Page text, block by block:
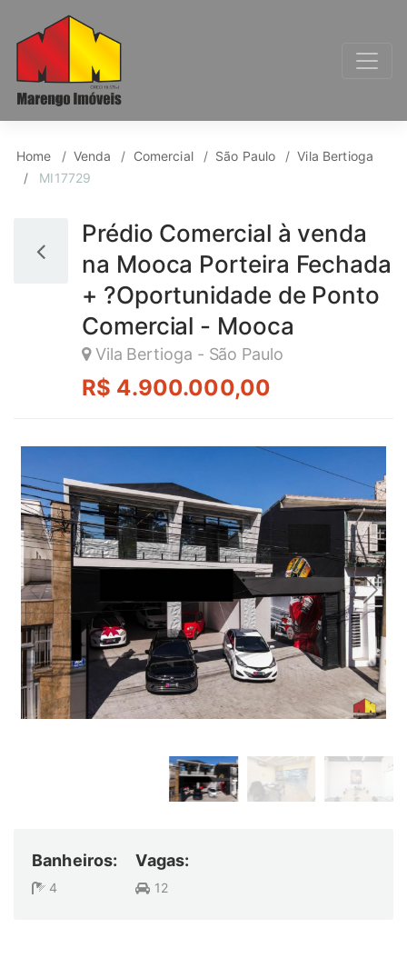
Comercial para
Home Venda Comercial São Paulo
Vila Bertioga
MI17729
Prédio Comercial à venda
na Mooca Porteira Fechada
+ ?Oportunidade de Ponto
Comercial - Mooca
Vila Bertioga - São Paulo
R$ 4.900.000,00
Banheiros:
4
Vagas:
12